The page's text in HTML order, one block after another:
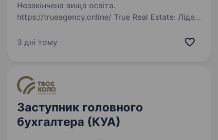
Незакінчена вища освіта.
https://trueagency.online/ True Real Estate: Лідер
працювати в престижній міжнародній
3 дні тому
Заступник головного
бухгалтера (КУА)